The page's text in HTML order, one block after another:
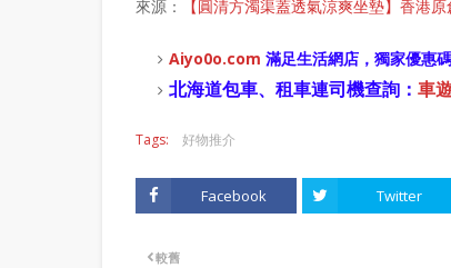
來源：
【圓清方濁渠蓋透氣涼爽坐墊】香港
Aiyo0o.com 滿足生活網店， 獨家優惠
北海道包車、租車連司機查詢： 車
Tags: 好物推介
Facebook Twitter
較舊